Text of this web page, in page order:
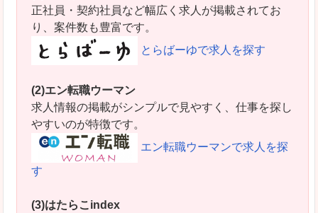
正社員・契約社員など幅広く求人が掲載されてお
り、案件数も豊富です。
とらばーゆで求人を探す
(2)エン転職ウーマン
求人情報の掲載がシンプルで見やすく、仕事を探し
やすいのが特徴です。
エン転職ウーマンで求人を探
す
(3)はたらこindex